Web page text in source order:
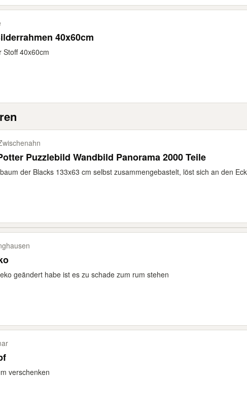
40x60cm
Stoff 40x60cm
Puzzlebild Wandbild Panorama 2000 Teile
der Blacks 133x63 cm selbst zusammengebastelt, löst sich an den
geändert habe ist es zu schade zum rum stehen
verschenken